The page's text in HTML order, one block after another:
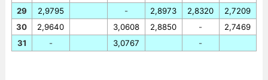
29
30
31
2,9795
2,9640
-
-
3,0608
3,0767
2,8973
2,8850
2,8320
-
-
2,7209
2,7469